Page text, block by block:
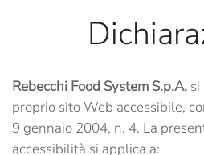
Rebecchi Food System S.p.A.
proprio sito Web accessibile,
9 gennaio 2004, n. 4. La
accessibilità si applica a: